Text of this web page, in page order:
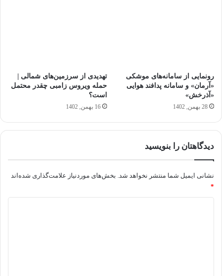
رونمایی از سامانه‌های موشکی
«آرمان» و سامانه پدافند هوایی
«آذرخش»
28 بهمن, 1402
تهدیدی از سرزمین‌های شمالی |
حمله ویروس زامبی چقدر محتمل
است؟
16 بهمن, 1402
دیدگاهتان را بنویسید
نشانی ایمیل شما منتشر نخواهد شد. بخش‌های موردنیاز علامت‌گذاری شده‌اند
*